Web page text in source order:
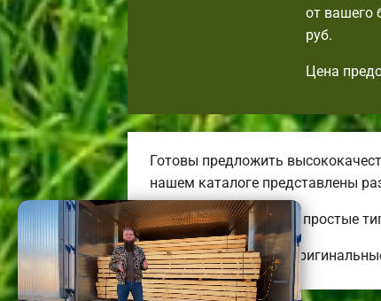
от вашего
руб.
Цена
Готовы предложить
нашем каталоге представлены
Тут вы всегда найдете простые
Строим практичные,